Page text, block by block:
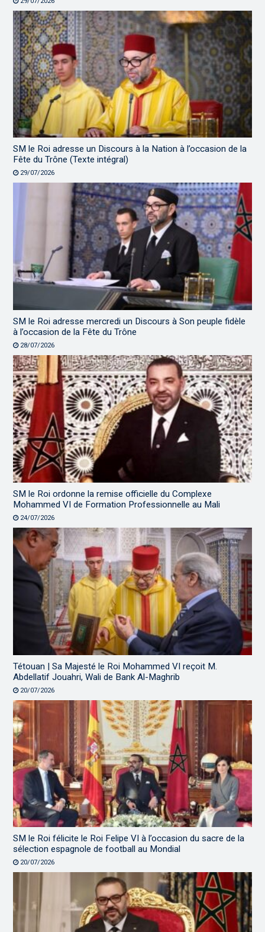
SM le Roi adresse un Discours à la Nation à l’occasion de la
Fête du Trône (Texte intégral)
29/07/2026
SM le Roi adresse mercredi un Discours à Son peuple fidèle
à l’occasion de la Fête du Trône
28/07/2026
SM le Roi ordonne la remise officielle du Complexe
Mohammed VI de Formation Professionnelle au Mali
24/07/2026
Tétouan | Sa Majesté le Roi Mohammed VI reçoit M.
Abdellatif Jouahri, Wali de Bank Al-Maghrib
20/07/2026
SM le Roi félicite le Roi Felipe VI à l’occasion du sacre de la
sélection espagnole de football au Mondial
20/07/2026